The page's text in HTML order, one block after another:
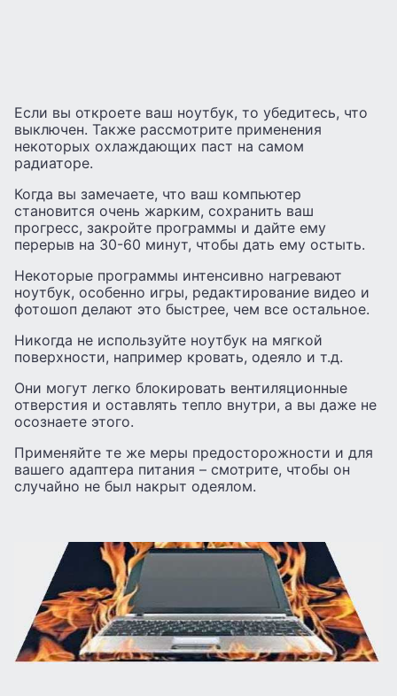
Если вы откроете ваш ноутбук, то убедитесь, что
выключен. Также рассмотрите применения
некоторых охлаждающих паст на самом
радиаторе.
Когда вы замечаете, что ваш компьютер
становится очень жарким, сохранить ваш
прогресс, закройте программы и дайте ему
перерыв на 30-60 минут, чтобы дать ему остыть.
Некоторые программы интенсивно нагревают
ноутбук, особенно игры, редактирование видео и
фотошоп делают это быстрее, чем все остальное.
Никогда не используйте ноутбук на мягкой
поверхности, например кровать, одеяло и т.д.
Они могут легко блокировать вентиляционные
отверстия и оставлять тепло внутри, а вы даже не
осознаете этого.
Применяйте те же меры предосторожности и для
вашего адаптера питания – смотрите, чтобы он
случайно не был накрыт одеялом.